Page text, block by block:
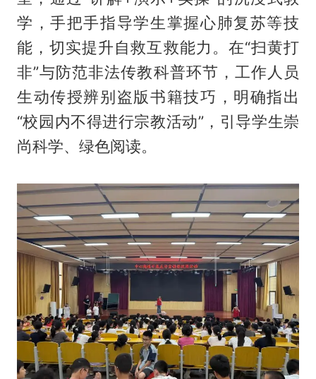
学，手把手指导学生掌握心肺复苏等技
能，切实提升自救互救能力。在“扫黄打
非”与防范非法传教科普环节，工作人员
生动传授辨别盗版书籍技巧，明确指出
“校园内不得进行宗教活动”，引导学生崇
尚科学、绿色阅读。